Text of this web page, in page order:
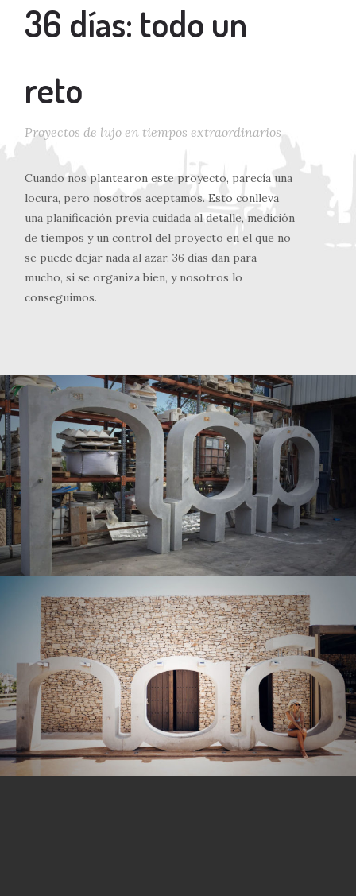
36 días: todo un
reto
Proyectos de lujo en tiempos extraordinarios
Cuando nos plantearon este proyecto, parecía una
locura, pero nosotros aceptamos. Esto conlleva
una planificación previa cuidada al detalle, medición
de tiempos y un control del proyecto en el que no
se puede dejar nada al azar. 36 días dan para
mucho, si se organiza bien, y nosotros lo
conseguimos.